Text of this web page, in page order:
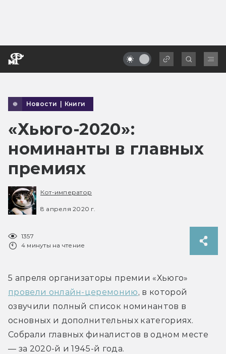
Новости | Книги
«Хьюго-2020»:
номинанты в главных
премиях
Кот-император
8 апреля 2020 г.
1357
4 минуты на чтение
провели онлайн-церемонию, в которой
озвучили полный список номинантов в
основных и дополнительных категориях.
Собрали главных финалистов в одном месте
— за 2020-й и 1945-й года.